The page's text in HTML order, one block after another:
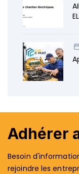
Adhérer
Besoin
rejoindre les